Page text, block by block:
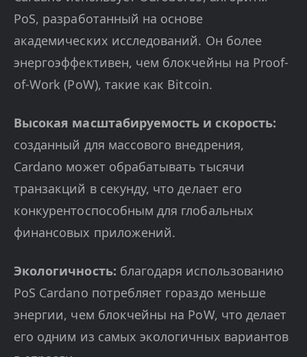
PoS, разработанный на основе
академических исследований. Он более
энергоэффективен, чем блокчейны на Proof-
of-Work (PoW), такие как Bitcoin.
Высокая масштабируемость и скорость:
созданный для массового внедрения,
Cardano может обрабатывать тысячи
транзакций в секунду, что делает его
конкурентоспособным для глобальных
финансовых приложений.
Экологичность: благодаря использованию
PoS Cardano потребляет гораздо меньше
энергии, чем блокчейны на PoW, что делает
его одним из самых экологичных вариантов